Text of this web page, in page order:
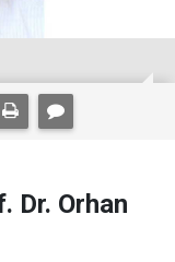
Dr. Orhan